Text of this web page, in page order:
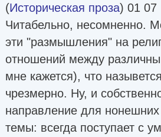
(Историческая проза) 01 07
Читабельно, несомненно.
эти "размышления" на
отношений между
мне кажется), что
чрезмерно. Ну, и
направление для
темы: всегда поступает с